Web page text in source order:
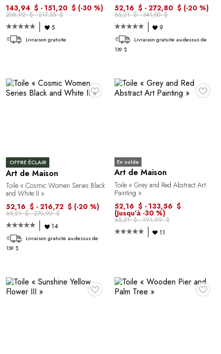
143,94 $ - 151,20 $ (-30 %)
206,92 $ - 217,35 $
5
Livraison gratuite
52,16 $ - 272,80 $ (-20 %)
65,21 $ - 341,00 $
9
Livraison gratuite au-dessus de
139 $
♥
OFFRE ÉCLAIR
Art de Maison
Toile « Cosmic Women Series Black
and White II »
52,16 $ - 216,72 $ (-20 %)
65,21 $ - 270,90 $
14
Livraison gratuite au-dessus de
139 $
♥
En solde
Art de Maison
Toile « Grey and Red Abstract Art
Painting »
52,16 $ - 133,56 $
(Jusqu'à -30 %)
65,21 $ - 191,99 $
11
♥ ♥